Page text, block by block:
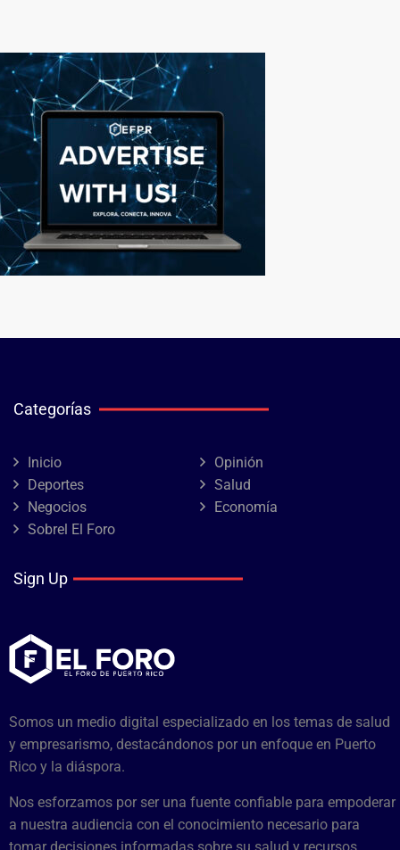
Categorías
Inicio
Opinión
Deportes
Salud
Negocios
Economía
Sobrel El Foro
Sign Up
Somos un medio digital especializado en los temas de salud
y empresarismo, destacándonos por un enfoque en Puerto
Rico y la diáspora.
Nos esforzamos por ser una fuente confiable para empoderar
a nuestra audiencia con el conocimiento necesario para